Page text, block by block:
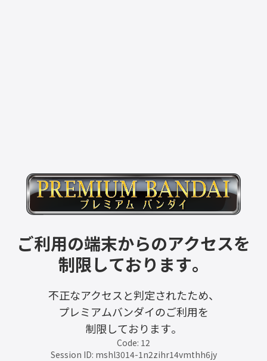
ご利用の端末からのアクセスを
制限しております。
不正なアクセスと判定されたため、
プレミアムバンダイのご利用を
制限しております。
Code: 12
Session ID: mshl3014-1n2zihr14vmthh6jy